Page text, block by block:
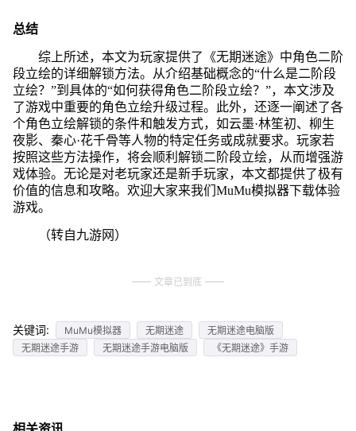
总结
综上所述，本文为玩家提供了《无期迷途》中角色二阶
段立绘的详细解锁方法。从介绍基础概念的“什么是二阶段
立绘？”到具体的“如何获得角色二阶段立绘？”，本文涉及
了游戏中重要的角色立绘升级过程。此外，还逐一阐述了各
个角色立绘解锁的条件和触发方式，如云墨·林笙初、柳生
夜影、秦心·花千骨等人物的特定任务或成就要求。玩家若
按照这些方法操作，将会顺利解锁二阶段立绘，从而增强游
戏体验。无论是对老玩家还是新手玩家，本文都提供了极有
价值的信息和攻略。欢迎大家来我们MuMu模拟器下载体验
游戏。
（转自九游网）
文章已到底
关键词: MuMu模拟器 无期迷途
无期迷途电脑版
无期迷途手游
无期迷途手游电脑版 《无期迷途》手游